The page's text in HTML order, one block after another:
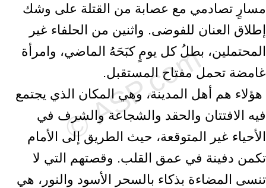
‏مسارٍ تصادمي مع عصابة من القتلة على وشك
إطلاق العنان للفوضى.‏ واثنين من الحلفاء غير
المحتملين، بطلُ كل يومٍ كبَحَهُ الماضي، وامرأة
غامضة تحمل ‏مفتاح المستقبل.‏ ‎
‎ هؤلاء هم أهل المدينة، وهي المكان الذي يجتمع
فيه الافتتان والحقد والشجاعة والشرف في
‏الأحياء غير المتوقعة، حيث الطريق إلى الأمام
تكمن دفينة في عمق القلب. وقصتهم التي ‏لا
تنسى المضاءة بذكاء بالسحر الأسود والنور، هي